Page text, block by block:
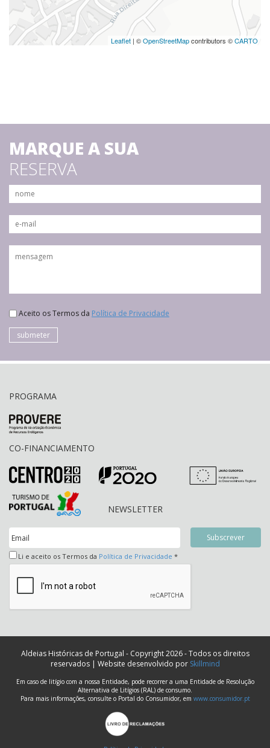
Leaflet | ©OpenStreetMapcontributors ©CARTO
MARQUE A SUA
RESERVA
Aceito os Termos da Política de Privacidade
submeter
PROGRAMA
CO-FINANCIAMENTO
NEWSLETTER
Li e aceito os Termos da Política de Privacidade *
Aldeias Históricas de Portugal - Copyright 2026 - Todos os direitos
reservados | Website desenvolvido por Skillmind
Em caso de litígio com a nossa Entidade, pode recorrer a uma Entidade de Resolução
Alternativa de Litígios (RAL) de consumo.
Para mais informações, consulte o Portal do Consumidor, em www.consumidor.pt